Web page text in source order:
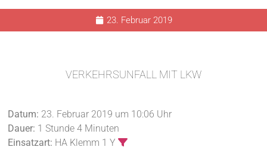
23. Februar 2019
VERKEHRSUNFALL MIT LKW
Datum: 23. Februar 2019 um 10:06 Uhr
Dauer: 1 Stunde 4 Minuten
Einsatzart: HA Klemm 1 Y